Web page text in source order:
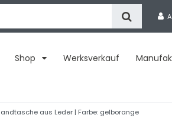
Shop Werksverkauf
aus Leder | Farbe: gelborange